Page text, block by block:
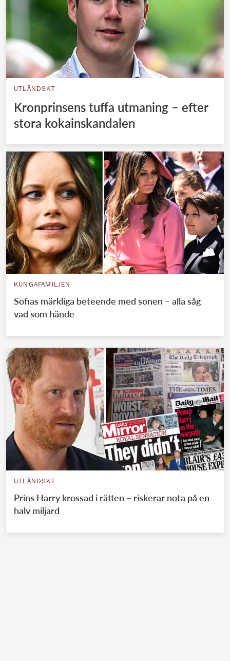
UTLÄNDSKT
Kronprinsens tuffa utmaning – efter
stora kokainskandalen
KUNGAFAMILJEN
Sofias märkliga beteende med sonen – alla såg
vad som hände
UTLÄNDSKT
Prins Harry krossad i rätten – riskerar nota på en
halv miljard